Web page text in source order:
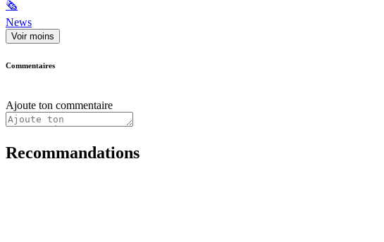
🗞
News
Voir moins
Commentaires
Ajoute ton commentaire
Recommandations